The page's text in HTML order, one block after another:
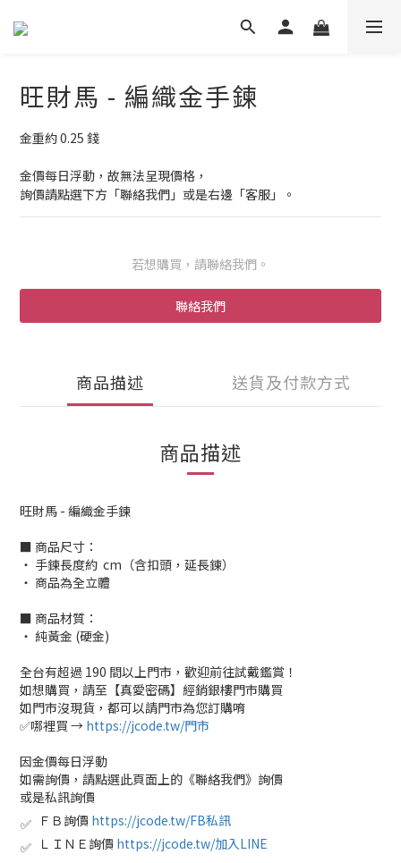
旺財馬 - 編織金手鍊
金重約 0.25 錢
金價每日浮動，故無法呈現價格，
詢價請點選下方「聯絡我們」或是右邊「客服」。
若想購買，請聯絡我們。
聯絡我們
商品描述 送貨及付款方式
商品描述
旺財馬 - 編織金手鍊
■ 商品尺寸：
‧ 手鍊長度約 cm（含扣頭，延長鍊）
‧ 商品為全立體
■ 商品材質：
‧ 純黃金 (硬金)
全台有超過 190 間以上門市，歡迎前往試戴鑑賞！
如想購買，請至【真愛密碼】經銷銀樓門市購買
如門市沒現貨，都可以請門市為您訂購唷
✅哪裡買 → https://jcode.tw/門市
因金價每日浮動
如需詢價，請點選此頁面上的《聯絡我們》詢價
或是私訊詢價
✅ ＦＢ詢價 https://jcode.tw/FB私訊
✅ ＬＩＮＥ詢價 https://jcode.tw/加入LINE